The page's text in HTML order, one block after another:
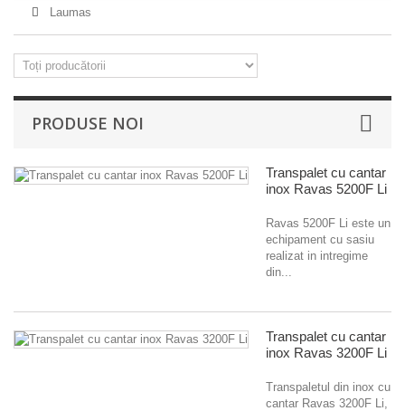
Laumas
PRODUSE NOI
Transpalet cu cantar
inox Ravas 5200F Li
Ravas 5200F Li este un
echipament cu sasiu
realizat in intregime
din...
Transpalet cu cantar
inox Ravas 3200F Li
Transpaletul din inox cu
cantar Ravas 3200F Li,